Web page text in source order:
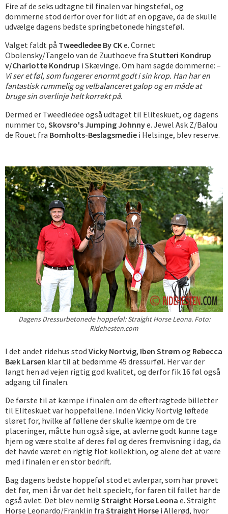
Fire af de seks udtagne til finalen var hingsteføl, og
dommerne stod derfor over for lidt af en opgave, da de skulle
udvælge dagens bedste springbetonede hingsteføl.
Valget faldt på Tweedledee By CKe. Cornet
Obolensky/Tangelo van de Zuuthoeve fra Stutteri Kondrup
v/Charlotte Kondrup i Skævinge. Om ham sagde dommerne: –
Vi ser et føl, som fungerer enormt godt i sin krop. Han har en
fantastisk rummelig og velbalanceret galop og en måde at
bruge sin overlinje helt korrekt på.
Dermed er Tweedledee også udtaget til Eliteskuet, og dagens
nummer to, Skovsro's Jumping Johnnye. Jewel Ask Z/Balou
de Rouet fra Bomholts-Beslagsmedie i Helsinge, blev reserve.
Dagens Dressurbetonede hoppeføl: Straight Horse Leona. Foto:
Ridehesten.com
I det andet ridehus stod Vicky Nortvig, Iben Strøm og Rebecca
Bæk Larsen klar til at bedømme 45 dressurføl. Her var der
langt hen ad vejen rigtig god kvalitet, og derfor fik 16 føl også
adgang til finalen.
De første til at kæmpe i finalen om de eftertragtede billetter
til Eliteskuet var hoppeføllene. Inden Vicky Nortvig løftede
sløret for, hvilke af føllene der skulle kæmpe om de tre
placeringer, måtte hun også sige, at avlerne godt kunne tage
hjem og være stolte af deres føl og deres fremvisning i dag, da
det havde været en rigtig flot kollektion, og alene det at være
med i finalen er en stor bedrift.
Bag dagens bedste hoppeføl stod et avlerpar, som har prøvet
det før, men i år var det helt specielt, for faren til føllet har de
også avlet. Det blev nemlig Straight Horse Leona e. Straight
Horse Leonardo/Franklin fra Straight Horse i Allerød, hvor